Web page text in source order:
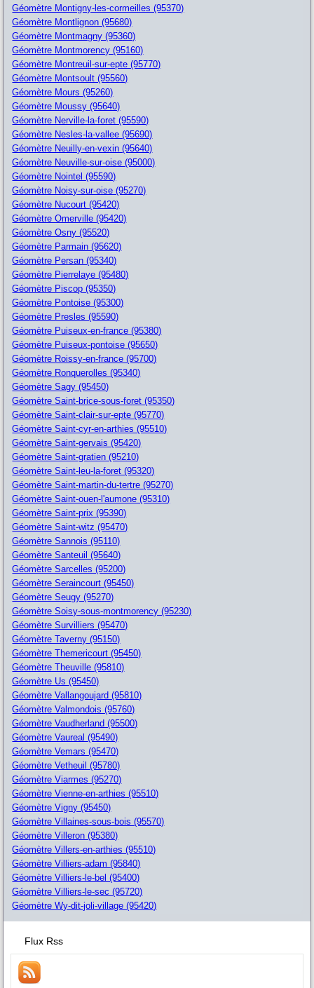
Géomètre Montigny-les-cormeilles (95370)
Géomètre Montlignon (95680)
Géomètre Montmagny (95360)
Géomètre Montmorency (95160)
Géomètre Montreuil-sur-epte (95770)
Géomètre Montsoult (95560)
Géomètre Mours (95260)
Géomètre Moussy (95640)
Géomètre Nerville-la-foret (95590)
Géomètre Nesles-la-vallee (95690)
Géomètre Neuilly-en-vexin (95640)
Géomètre Neuville-sur-oise (95000)
Géomètre Nointel (95590)
Géomètre Noisy-sur-oise (95270)
Géomètre Nucourt (95420)
Géomètre Omerville (95420)
Géomètre Osny (95520)
Géomètre Parmain (95620)
Géomètre Persan (95340)
Géomètre Pierrelaye (95480)
Géomètre Piscop (95350)
Géomètre Pontoise (95300)
Géomètre Presles (95590)
Géomètre Puiseux-en-france (95380)
Géomètre Puiseux-pontoise (95650)
Géomètre Roissy-en-france (95700)
Géomètre Ronquerolles (95340)
Géomètre Sagy (95450)
Géomètre Saint-brice-sous-foret (95350)
Géomètre Saint-clair-sur-epte (95770)
Géomètre Saint-cyr-en-arthies (95510)
Géomètre Saint-gervais (95420)
Géomètre Saint-gratien (95210)
Géomètre Saint-leu-la-foret (95320)
Géomètre Saint-martin-du-tertre (95270)
Géomètre Saint-ouen-l'aumone (95310)
Géomètre Saint-prix (95390)
Géomètre Saint-witz (95470)
Géomètre Sannois (95110)
Géomètre Santeuil (95640)
Géomètre Sarcelles (95200)
Géomètre Seraincourt (95450)
Géomètre Seugy (95270)
Géomètre Soisy-sous-montmorency (95230)
Géomètre Survilliers (95470)
Géomètre Taverny (95150)
Géomètre Themericourt (95450)
Géomètre Theuville (95810)
Géomètre Us (95450)
Géomètre Vallangoujard (95810)
Géomètre Valmondois (95760)
Géomètre Vaudherland (95500)
Géomètre Vaureal (95490)
Géomètre Vemars (95470)
Géomètre Vetheuil (95780)
Géomètre Viarmes (95270)
Géomètre Vienne-en-arthies (95510)
Géomètre Vigny (95450)
Géomètre Villaines-sous-bois (95570)
Géomètre Villeron (95380)
Géomètre Villers-en-arthies (95510)
Géomètre Villiers-adam (95840)
Géomètre Villiers-le-bel (95400)
Géomètre Villiers-le-sec (95720)
Géomètre Wy-dit-joli-village (95420)
Flux Rss